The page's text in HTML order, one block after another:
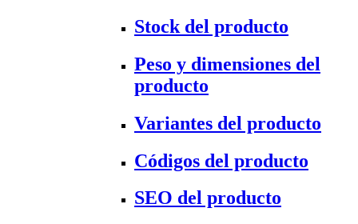
Stock del producto
Peso y dimensiones del
producto
Variantes del producto
Códigos del producto
SEO del producto